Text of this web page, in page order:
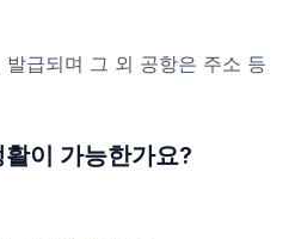
급되며 그 외 공항은 주소 등
이 가능한가요?